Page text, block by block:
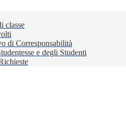
classe
di Corresponsabilità
e degli Studenti